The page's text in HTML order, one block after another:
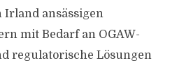
Irland ansässigen
mit Bedarf an OGAW-
regulatorische Lösungen